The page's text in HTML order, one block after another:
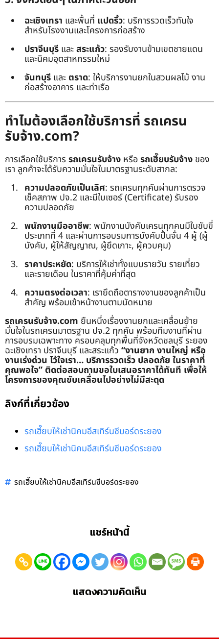
ฉะเชิงเทรา และพื้นที่ แปดริ้ว: บริการรวดเร็วทันใจ
สำหรับโรงงานและโครงการก่อสร้าง
ปราจีนบุรี และสระแก้ว: รองรับงานข้ามเขตชายแดน
และนิคมอุตสาหกรรมใหม่
จันทบุรี และ ตราด: ให้บริการงานยกในสวนผลไม้ งาน
ก่อสร้างอาคาร และท่าเรือ
ทำไมต้องเลือกใช้บริการที่ รถเครน
รับจ้าง.com?
การเลือกใช้บริการ รถเครนรับจ้าง หรือรถเฮี๊ยบรับจ้าง ของ
เรา ลูกค้าจะได้รับความมั่นใจในมาตรฐานระดับสากล:
ความปลอดภัยเป็นเลิศ: รถเครนทุกคันผ่านการตรวจ
เช็คสภาพ ปจ.2 และมีใบเซอร์ (Certificate) รับรอง
ความปลอดภัย
พนักงานมืออาชีพ: พนักงานบังคับเครนทุกคนมีใบขับขี่
ประเภทที่ 4 และผ่านการอบรมการบังคับปั้นจั่น 4 ผู้ (ผู้
บังคับ, ผู้ให้สัญญาณ, ผู้ยึดเกาะ, ผู้ควบคุม)
ราคาประหยัด: บริการให้เช่าทั้งแบบรายวัน รายเที่ยว
และรายเดือน ในราคาที่คุ้มค่าที่สุด
ความตรงต่อเวลา: เรายึดถือตารางงานของลูกค้าเป็น
สำคัญ พร้อมเข้าหน้างานตามนัดหมาย
รถเครนรับจ้าง.com ยืนหนึ่งเรื่องงานยกและเคลื่อนย้าย
มั่นใจในรถเครนมาตรฐาน ปจ.2 ทุกคัน พร้อมทีมงานที่ผ่าน
การอบรมเฉพาะทาง ครอบคลุมทุกพื้นที่จังหวัดชลบุรี ระยอง
ฉะเชิงเทรา ปราจีนบุรี และสระแก้ว “งานยาก งานใหญ่ หรือ
งานเร่งด่วน ไว้ใจเรา… บริการรวดเร็ว ปลอดภัย ในราคาที่
คุณพอใจ” ติดต่อสอบถามขอใบเสนอราคาได้ทันที เพื่อให้
โครงการของคุณขับเคลื่อนไปอย่างไม่มีสะดุด
ลิงก์ที่เกี่ยวข้อง
รถเฮี๊ยบให้เช่านิคมอีสเทิร์นซีบอร์ดระยอง
รถเฮี๊ยบให้เช่านิคมอีสเทิร์นซีบอร์ดระยอง
รถเฮี๊ยบให้เช่านิคมอีสเทิร์นซีบอร์ดระยอง
แชร์หน้านี้
แสดงความคิดเห็น